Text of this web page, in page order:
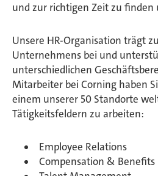
und zur richtigen Zeit zu finden
Unsere HR-Organisation trägt
Unternehmens bei und
unterschiedlichen
Mitarbeiter bei Corning haben
einem unserer 50 Standorte
Tätigkeitsfeldern zu arbeiten:
Employee Relations
Compensation & Benefits